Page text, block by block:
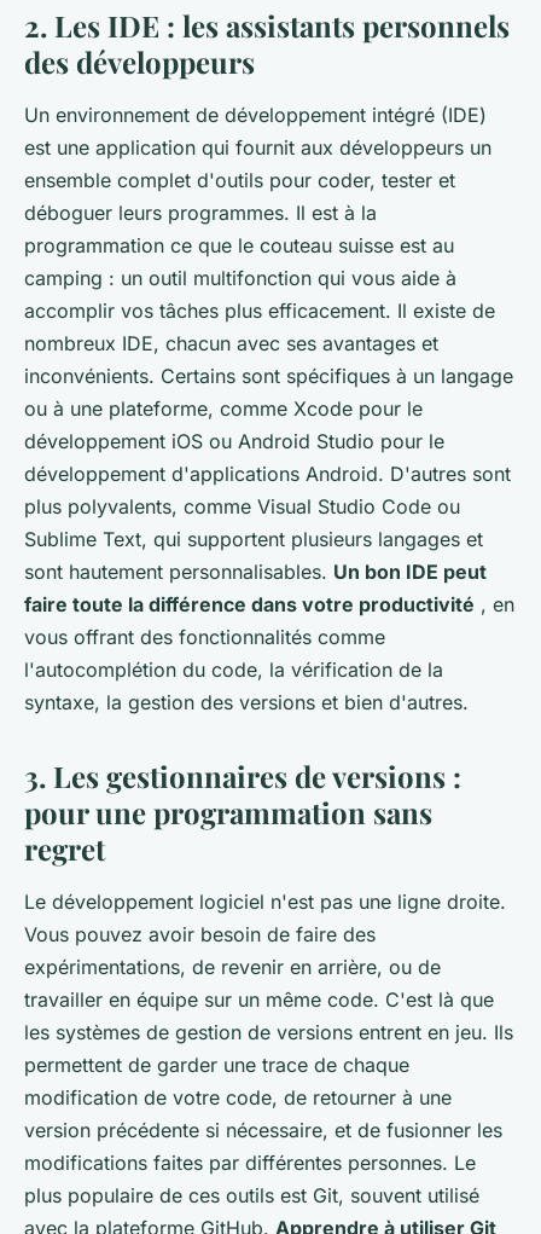
2. Les IDE : les assistants personnels
des développeurs
Un environnement de développement intégré (IDE)
est une application qui fournit aux développeurs un
ensemble complet d'outils pour coder, tester et
déboguer leurs programmes. Il est à la
programmation ce que le couteau suisse est au
camping : un outil multifonction qui vous aide à
accomplir vos tâches plus efficacement. Il existe de
nombreux IDE, chacun avec ses avantages et
inconvénients. Certains sont spécifiques à un langage
ou à une plateforme, comme Xcode pour le
développement iOS ou Android Studio pour le
développement d'applications Android. D'autres sont
plus polyvalents, comme Visual Studio Code ou
Sublime Text, qui supportent plusieurs langages et
sont hautement personnalisables. Un bon IDE peut
faire toute la différence dans votre productivité , en
vous offrant des fonctionnalités comme
l'autocomplétion du code, la vérification de la
syntaxe, la gestion des versions et bien d'autres.
3. Les gestionnaires de versions :
pour une programmation sans
regret
Le développement logiciel n'est pas une ligne droite.
Vous pouvez avoir besoin de faire des
expérimentations, de revenir en arrière, ou de
travailler en équipe sur un même code. C'est là que
les systèmes de gestion de versions entrent en jeu. Ils
permettent de garder une trace de chaque
modification de votre code, de retourner à une
version précédente si nécessaire, et de fusionner les
modifications faites par différentes personnes. Le
plus populaire de ces outils est Git, souvent utilisé
avec la plateforme GitHub. Apprendre à utiliser Git